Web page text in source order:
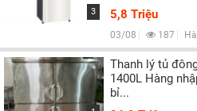
3
5,8 Triệu
03/08 187
Thanh lý tủ
1400L Hàng
bỉ...